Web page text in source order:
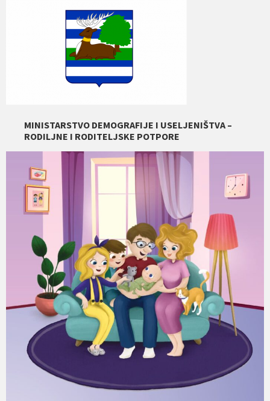
MINISTARSTVO DEMOGRAFIJE I USELJENIŠTVA –
RODILJNE I RODITELJSKE POTPORE